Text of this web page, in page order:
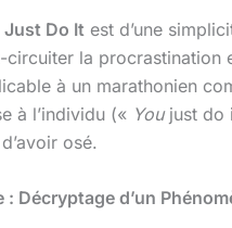
Just Do It est d’une
la procrastination
à un marathonien
à l’individu (« Youjust do
osé.
Décryptage d’un